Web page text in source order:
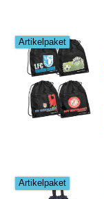
Artikelpaket
Artikelpaket